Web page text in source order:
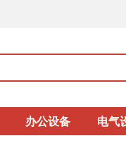
办公设备 电气